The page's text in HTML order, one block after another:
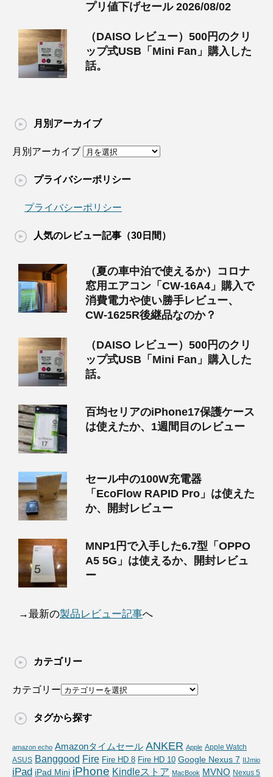
プリ値下げセール 2026/08/02
（DAISO レビュー）500円のクリ
ップ式USB「Mini Fan」購入した
話。
月別アーカイブ
月別アーカイブ
プライバシーポリシー
プライバシーポリシー
人気のレビュー記事（30日間）
（夏の車中泊で使えるか）コロナ
窓用エアコン「CW-16A4」購入で
消費電力や使い勝手レビュー、
CW-1625R後継品なのか？
（DAISO レビュー）500円のクリ
ップ式USB「Mini Fan」購入した
話。
百均セリアのiPhone17保護ケース
は使えたか、1週間目のレビュー
セール中の100W充電器
「EcoFlow RAPID Pro」は使えた
か、開封レビュー
MNP1円で入手した6.7型「OPPO
A5 5G」は使えるか、開封レビュ
ー
→最新の製品レビュー記事へ
カテゴリー
カテゴリー
タグから探す
amazon echo Amazonタイムセール ANKER Apple Apple Watch
ASUS Banggood Fire Fire HD 8 Fire HD 10 Google Nexus 7 IIJmio
iPad iPad Mini iPhone Kindleストア MacBook MVNO Nexus 5